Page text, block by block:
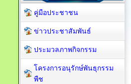
คู่มือประชาชน
ข่าวประชาสัมพันธ์
ประมวลภาพกิจกรรม
โครงการอนุรักษ์พันธุกรรม
พืช